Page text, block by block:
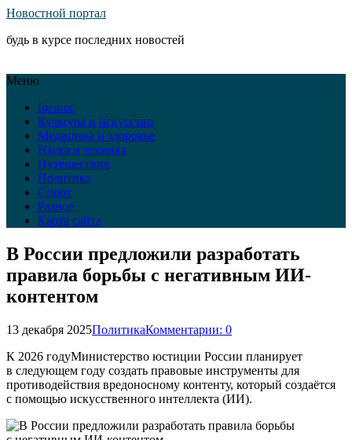
Новостной портал
будь в курсе последних новостей
Меню
Бизнес
Культура и искусство
Медицина и здоровье
Наука и техника
Путешествия
Политика
Спорт
Разное
Карта сайта
В России предложили разработать
правила борьбы с негативным ИИ-
контентом
13 декабря 2025ПолитикаКомментарии: 0
К 2026 годуМинистерство юстиции России планирует
в следующем году создать правовые инструменты для
противодействия вредоносному контенту, который создаётся
с помощью искусственного интеллекта (ИИ).